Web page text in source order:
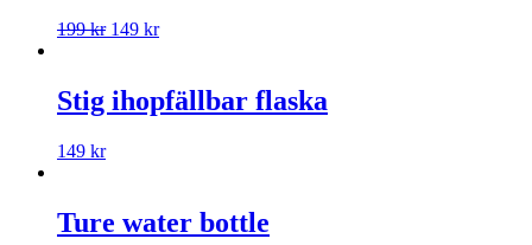
199kr 149 kr
Stig ihopfällbar flaska
149 kr
Ture water bottle